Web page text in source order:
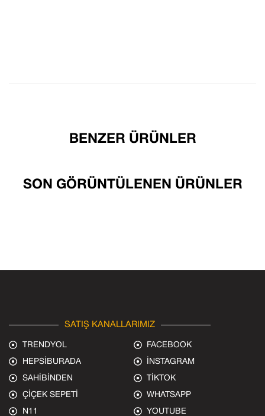
BENZER ÜRÜNLER
SON GÖRÜNTÜLENEN ÜRÜNLER
SATIŞ KANALLARIMIZ
TRENDYOL
HEPSİBURADA
SAHİBİNDEN
ÇİÇEK SEPETİ
N11
FACEBOOK
İNSTAGRAM
TİKTOK
WHATSAPP
YOUTUBE